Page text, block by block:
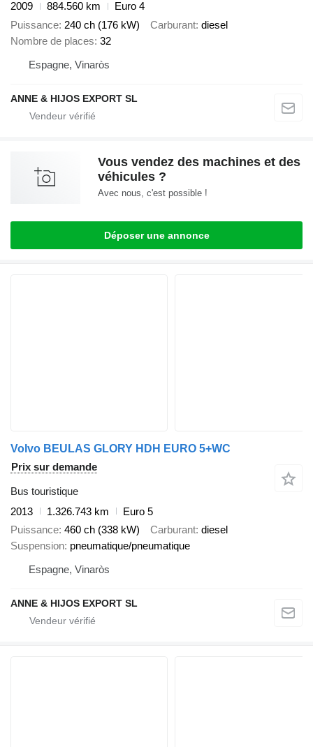
2009
884.560 km
Euro 4
Puissance 240 ch (176 kW) Carburant diesel
Nombre de places 32
Espagne, Vinaròs
ANNE & HIJOS EXPORT SL
Vous vendez des machines et des
véhicules ?
Avec nous, c'est possible !
Déposer une annonce
Volvo BEULAS GLORY HDH EURO 5+WC
Prix sur demande
Bus touristique
2013
1.326.743 km
Euro 5
Puissance 460 ch (338 kW) Carburant diesel
Suspension pneumatique/pneumatique
Espagne, Vinaròs
ANNE & HIJOS EXPORT SL